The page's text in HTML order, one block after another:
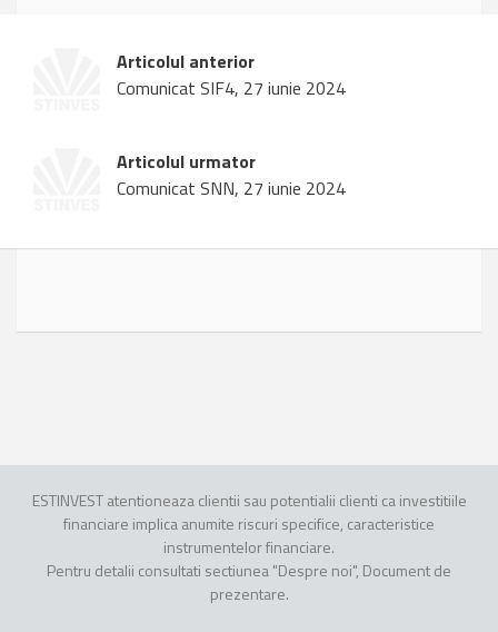
Articolul anterior
Comunicat SIF4, 27 iunie 2024
Articolul urmator
Comunicat SNN, 27 iunie 2024
ESTINVEST atentioneaza clientii sau potentialii clienti ca investitiile
financiare implica anumite riscuri specifice, caracteristice
instrumentelor financiare.
Pentru detalii consultati sectiunea "Despre noi", Document de
prezentare.